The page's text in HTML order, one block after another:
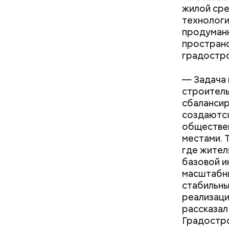
жилой
— Задача
местами.
где
базовой
—
СССР:
Фото: РИА